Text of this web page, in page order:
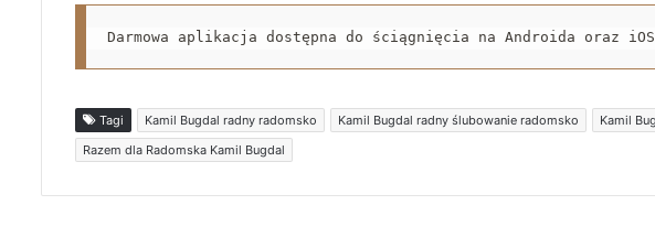
Darmowa aplikacja dostępna do ściągnięcia na Androida oraz
Tagi Kamil Bugdal radny radomsko Kamil Bugdal radny ślubowanie radomsko Kamil
Razem dla Radomska Kamil Bugdal